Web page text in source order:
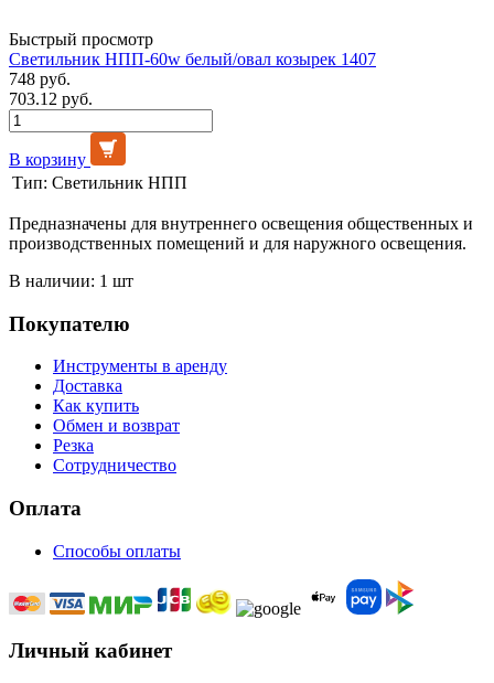
Быстрый просмотр
Светильник НПП-60w белый/овал козырек 1407
748 руб.
703.12 руб.
В корзину
Тип: Светильник НПП
Предназначены для внутреннего освещения общественных и
производственных помещений и для наружного освещения.
В наличии: 1 шт
Покупателю
Инструменты в аренду
Доставка
Как купить
Обмен и возврат
Резка
Сотрудничество
Оплата
Способы оплаты
Личный кабинет